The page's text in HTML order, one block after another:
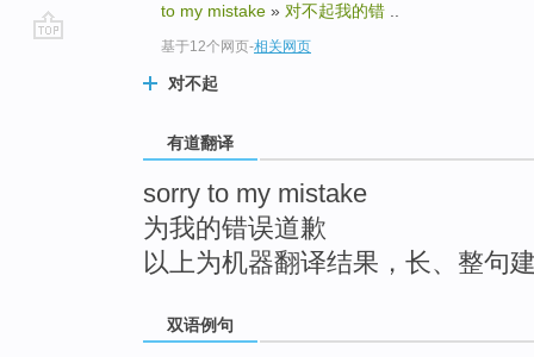
to my mistake » 对不起我的错
基于12个网页-相关网页
对不起
有道翻译
sorry to my mistake
为我的错误道歉
以上为机器翻译结果，长、整句
双语例句